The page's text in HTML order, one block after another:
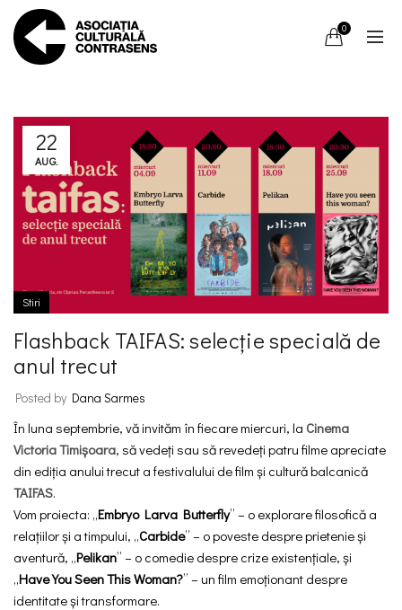
0
22
AUG.
Stiri
Flashback TAIFAS: selecție specială de
anul trecut
Posted by Dana Sarmes
În luna septembrie, vă invităm în fiecare miercuri, la Cinema
Victoria Timișoara, să vedeți sau să revedeți patru filme apreciate
din ediția anului trecut a festivalului de film și cultură balcanică
TAIFAS.
Vom proiecta: „Embryo Larva Butterfly” – o explorare filosofică a
relațiilor și a timpului, „Carbide” – o poveste despre prietenie și
aventură, „Pelikan” – o comedie despre crize existențiale, și
„Have You Seen This Woman?” – un film emoționant despre
identitate și transformare.